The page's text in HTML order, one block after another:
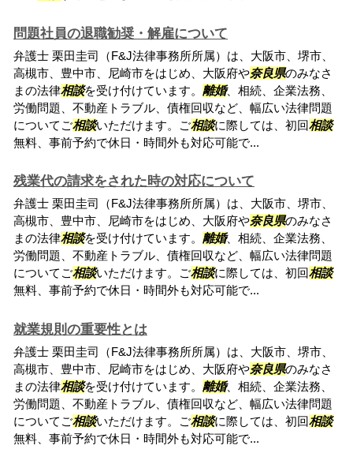
問題社員の退職勧奨・解雇について
弁護士 栗田圭司（F&J法律事務所所属）は、大阪市、堺市、
高槻市、豊中市、尼崎市をはじめ、大阪府や奈良県のみなさ
まの法律相談を受け付けています。 離婚、相続、企業法務、
労働問題、不動産トラブル、債権回収など、幅広い法律問題
についてご相談いただけます。ご相談に際しては、初回相談
無料、事前予約で休日・時間外も対応可能で...
残業代の請求をされた時の対応について
弁護士 栗田圭司（F&J法律事務所所属）は、大阪市、堺市、
高槻市、豊中市、尼崎市をはじめ、大阪府や奈良県のみなさ
まの法律相談を受け付けています。 離婚、相続、企業法務、
労働問題、不動産トラブル、債権回収など、幅広い法律問題
についてご相談いただけます。ご相談に際しては、初回相談
無料、事前予約で休日・時間外も対応可能で...
就業規則の重要性とは
弁護士 栗田圭司（F&J法律事務所所属）は、大阪市、堺市、
高槻市、豊中市、尼崎市をはじめ、大阪府や奈良県のみなさ
まの法律相談を受け付けています。 離婚、相続、企業法務、
労働問題、不動産トラブル、債権回収など、幅広い法律問題
についてご相談いただけます。ご相談に際しては、初回相談
無料、事前予約で休日・時間外も対応可能で...